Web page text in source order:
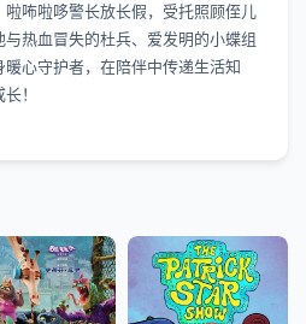
咘啦哆警长放长假，受托照顾侄儿
热血冒失的杜兵、爱发明的小蝶组
心守护者，在陪伴中传递生活知
！